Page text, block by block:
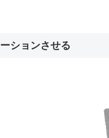
ションさせる